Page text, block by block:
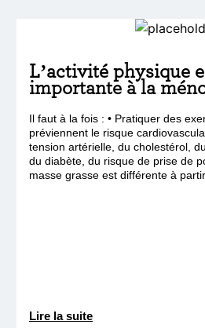
L’activité physique
importante à la
Il faut à la fois : • Pratiquer des
préviennent le risque
tension artérielle, du cholestérol,
du diabète, du risque de prise de
masse grasse est différente à
Lire la suite